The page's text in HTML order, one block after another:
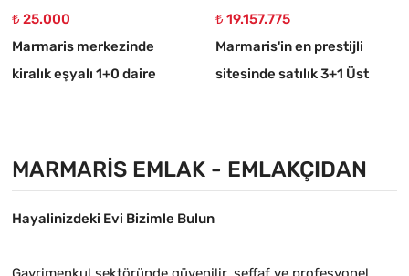
₺ 25.000
Marmaris merkezinde
kiralık eşyalı 1+0 daire
₺ 19.157.775
Marmaris'in en prestijli
sitesinde satılık 3+1 Üst
MARMARIS EMLAK - EMLAKÇIDAN
Hayalinizdeki Evi Bizimle Bulun